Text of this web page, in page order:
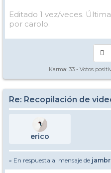
Editado 1 vez/veces.
por carolo.
Karma: 33 - Votos
Re: Recopilación de
erico
» En respuesta al mensaje de